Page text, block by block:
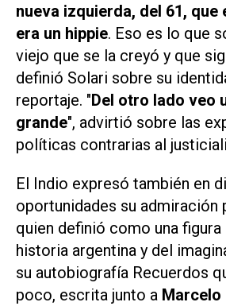
nueva izquierda, del 61, que
era un hippie. Eso es lo que
viejo que se la creyó y que
definió Solari sobre su
reportaje. "Del otro lado veo
grande", advirtió sobre las
políticas contrarias al
El Indio expresó también en
oportunidades su admiración
quien definió como una
historia argentina y del
su autobiografía Recuerdos
poco, escrita junto a Marcelo